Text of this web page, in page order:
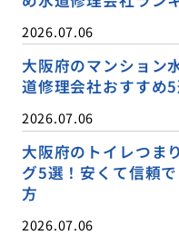
2026.07.06
大阪府のマンション
道修理会社おすすめ
2026.07.06
大阪府のトイレつま
グ5選！安くて信頼
方
2026.07.06